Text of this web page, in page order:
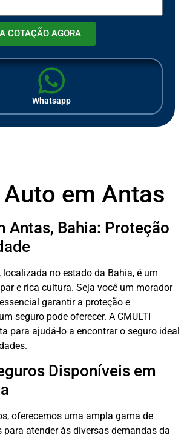
COTAÇÃO AGORA
Whatsapp
em Antas
Antas, Bahia: Proteção
localizada no estado da Bahia, é um
e rica cultura. Seja você um morador
garantir a proteção e
seguro pode oferecer. A CMULTI
para ajudá-lo a encontrar o seguro ideal
Disponíveis em
oferecemos uma ampla gama de
para atender às diversas demandas da